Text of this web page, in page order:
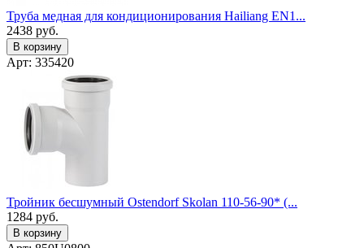
Труба медная для кондиционирования Hailiang EN1...
2438 руб.
В корзину
Арт: 335420
Тройник бесшумный Ostendorf Skolan 110-56-90* (...
1284 руб.
В корзину